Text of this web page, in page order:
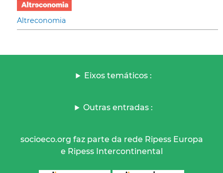
Altreconomia
Eixos temáticos :
Outras entradas :
socioeco.org faz parte da rede Ripess Europa
e Ripess Intercontinental